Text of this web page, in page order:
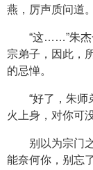
燕，厉声质问道。
“这……”朱杰
宗弟子，因此，
的忌惮。
“好了，朱
火上身，对你可
别以为宗门
能奈何你，别忘